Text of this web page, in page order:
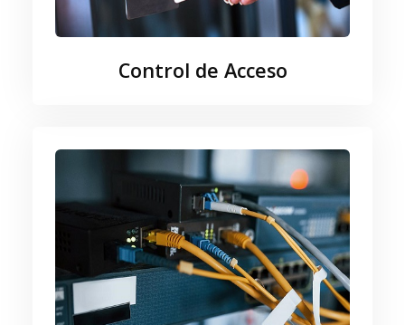
Control de Acceso